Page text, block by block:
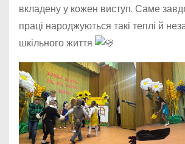
вкладену у кожен виступ. Саме
праці народжуються такі теплі й
шкільного життя